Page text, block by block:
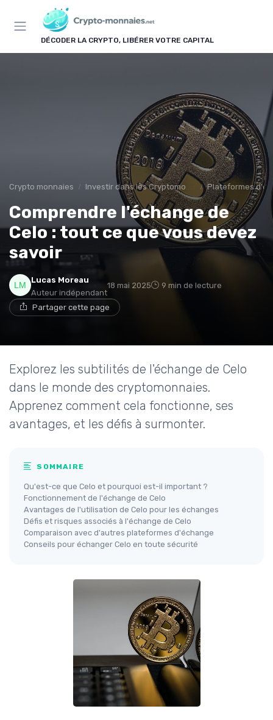
DÉCODER LA CRYPTO, LIBÉRER VOTRE CAPITAL
Crypto monnaies Investir dans les Cryptomonnaies Plateformes
Comprendre l'échange de
Celo : tout ce que vous devez
savoir
Lucas Moreau
Auteur indépendant
18 mai 2025 9 min de lecture
Partager cette page
Explorez les subtilités de l'échange de Celo
dans le monde des cryptomonnaies.
Apprenez comment cela fonctionne, ses
avantages, et les défis à surmonter.
SOMMAIRE
Qu'est-ce que Celo et pourquoi est-il important ?
Fonctionnement de l'échange de Celo
Avantages de l'utilisation de Celo pour les échanges
Défis et risques associés à l'échange de Celo
Comparaison avec d'autres plateformes d'échange
Conseils pour échanger Celo en toute sécurité
Panneau de gestion des cookies